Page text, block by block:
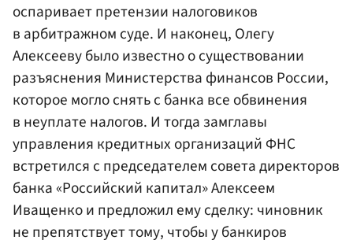
оспаривает претензии налоговиков
в арбитражном суде. И наконец, Олегу
Алексееву было известно о существовании
разъяснения Министерства финансов России,
которое могло снять с банка все обвинения
в неуплате налогов. И тогда замглавы
управления кредитных организаций ФНС
встретился с председателем совета директоров
банка «Российский капитал» Алексеем
Иващенко и предложил ему сделку: чиновник
не препятствует тому, чтобы у банкиров